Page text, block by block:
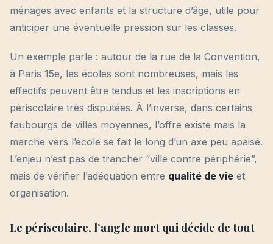
ménages avec enfants et la structure d’âge, utile pour
anticiper une éventuelle pression sur les classes.
Un exemple parle : autour de la rue de la Convention,
à Paris 15e, les écoles sont nombreuses, mais les
effectifs peuvent être tendus et les inscriptions en
périscolaire très disputées. À l’inverse, dans certains
faubourgs de villes moyennes, l’offre existe mais la
marche vers l’école se fait le long d’un axe peu apaisé.
L’enjeu n’est pas de trancher “ville contre périphérie”,
mais de vérifier l’adéquation entre qualité de vie et
organisation.
Le périscolaire, l’angle mort qui décide de tout